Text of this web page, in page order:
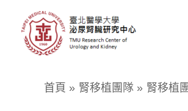
首頁 腎移植團隊 腎移植